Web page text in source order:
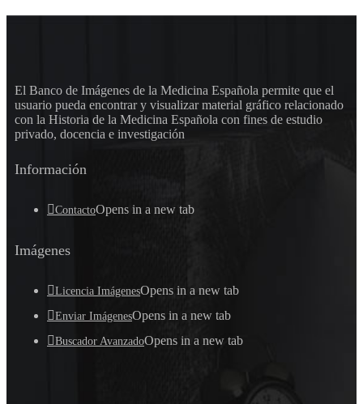
El Banco de Imágenes de la Medicina Española permite que el
usuario pueda encontrar y visualizar material gráfico relacionado
con la Historia de la Medicina Española con fines de estudio
privado, docencia e investigación
Información
ContactoOpens in a new tab
Imágenes
Licencia ImágenesOpens in a new tab
Enviar ImágenesOpens in a new tab
Buscador AvanzadoOpens in a new tab